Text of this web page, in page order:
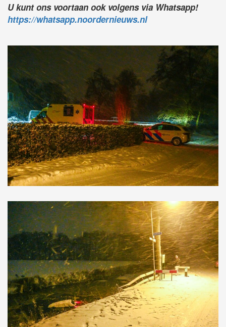
U kunt ons voortaan ook volgens via Whatsapp!
https://whatsapp.noordernieuws.nl